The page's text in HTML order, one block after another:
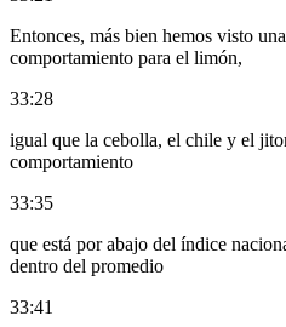
Entonces, más bien hemos visto
comportamiento para el limón,
33:28
igual que la cebolla, el chile y el
comportamiento
33:35
que está por abajo del índice
dentro del promedio
33:41